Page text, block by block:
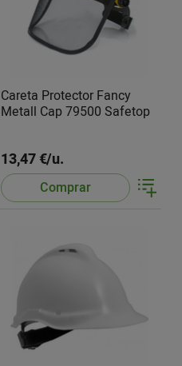
Careta Protector Fancy
Metall Cap 79500 Safetop
13,47 €/u.
Comprar